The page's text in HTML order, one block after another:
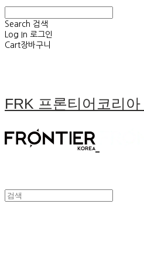
Search 검색
Log In 로그인
Cart장바구니
FRK 프론티어코리